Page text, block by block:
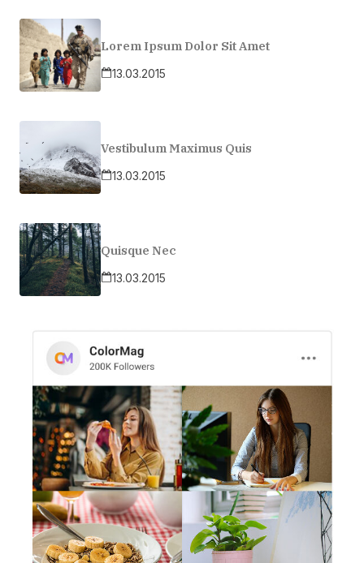
Lorem Ipsum Dolor Sit Amet
13.03.2015
Vestibulum Maximus Quis
13.03.2015
Quisque Nec
13.03.2015